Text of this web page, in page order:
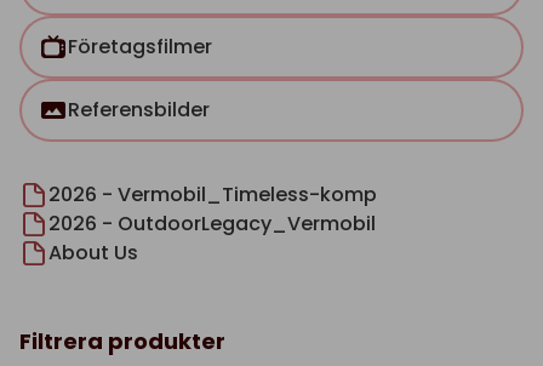
Företagsfilmer
Referensbilder
2026 - Vermobil_Timeless-komp
2026 - OutdoorLegacy_Vermobil
About Us
Filtrera produkter